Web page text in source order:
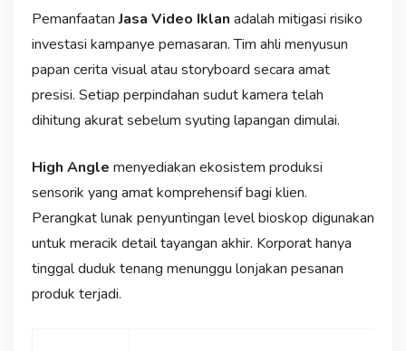
PemanfaatanJasa Video Iklan adalah mitigasi risiko
investasi kampanye pemasaran. Tim ahli menyusun
papan cerita visual atau storyboard secara amat
presisi. Setiap perpindahan sudut kamera telah
dihitung akurat sebelum syuting lapangan dimulai.
High Angle menyediakan ekosistem produksi
sensorik yang amat komprehensif bagi klien.
Perangkat lunak penyuntingan level bioskop digunakan
untuk meracik detail tayangan akhir. Korporat hanya
tinggal duduk tenang menunggu lonjakan pesanan
produk terjadi.